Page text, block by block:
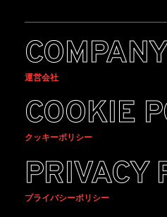
運営会社
COOKIE
クッキーポリシー
PRIVACY
プライバシーポリシー